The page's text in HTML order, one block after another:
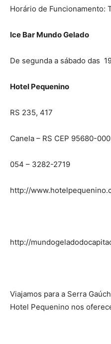
Horário de Funcionamento:
Ice Bar Mundo Gelado
De segunda a sábado das
Hotel Pequenino
RS 235, 417
Canela – RS CEP 95680-000
054 – 3282-2719
http://
http://
Viajamos para a Serra
Hotel Pequenino nos